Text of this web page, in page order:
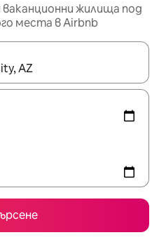
жилища под
места в Airbnb
използвайте